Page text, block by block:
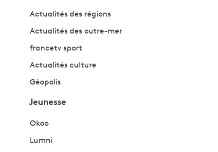
Actualités des régions
Actualités des outre-mer
francetv sport
Actualités culture
Géopolis
Jeunesse
Okoo
Lumni